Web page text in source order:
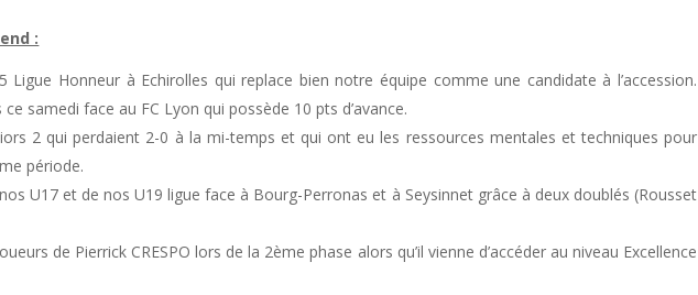
:
Ligue Honneur à Echirolles qui replace bien notre équipe comme une candidate à l’accession.
samedi face au FC Lyon qui possède 10 pts d’avance.
2 qui perdaient 2-0 à la mi-temps et qui ont eu les ressources mentales et techniques pour
période.
U17 et de nos U19 ligue face à Bourg-Perronas et à Seysinnet grâce à deux doublés (Rousset
de Pierrick CRESPO lors de la 2ème phase alors qu’il vienne d’accéder au niveau Excellence